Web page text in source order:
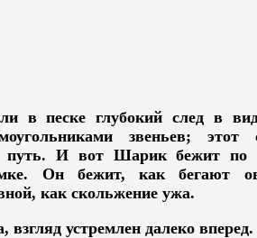
в песке глубокий след в
звеньев;
путь. И вот Шарик бежит по
Он бежит, как бегают
как скольжение ужа.
взгляд устремлен далеко вперед.